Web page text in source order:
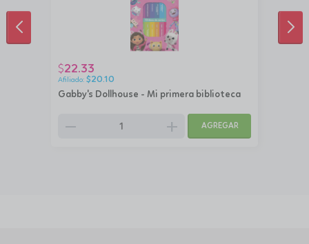
Gabby's Dollhouse - Mi primera biblioteca
$22.33
$20.10
remove add AGREGAR
ANTERIOR